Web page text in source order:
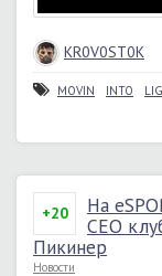
KR0V0ST0K
MOVIN INTO
+20
На
CEO
Пикинер
Новости